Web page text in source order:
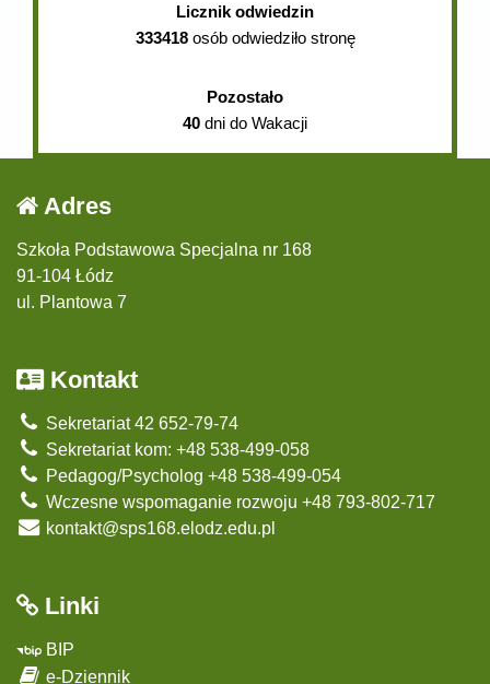
Licznik odwiedzin
333418osób odwiedziło stronę
Pozostało
40 dni do Wakacji
Adres
Szkoła Podstawowa Specjalna nr 168
91-104 Łódz
ul. Plantowa 7
Kontakt
Sekretariat 42 652-79-74
Sekretariat kom: +48 538-499-058
Pedagog/Psycholog +48 538-499-054
Wczesne wspomaganie rozwoju +48 793-802-717
kontakt@sps168.elodz.edu.pl
Linki
BIP
e-Dziennik